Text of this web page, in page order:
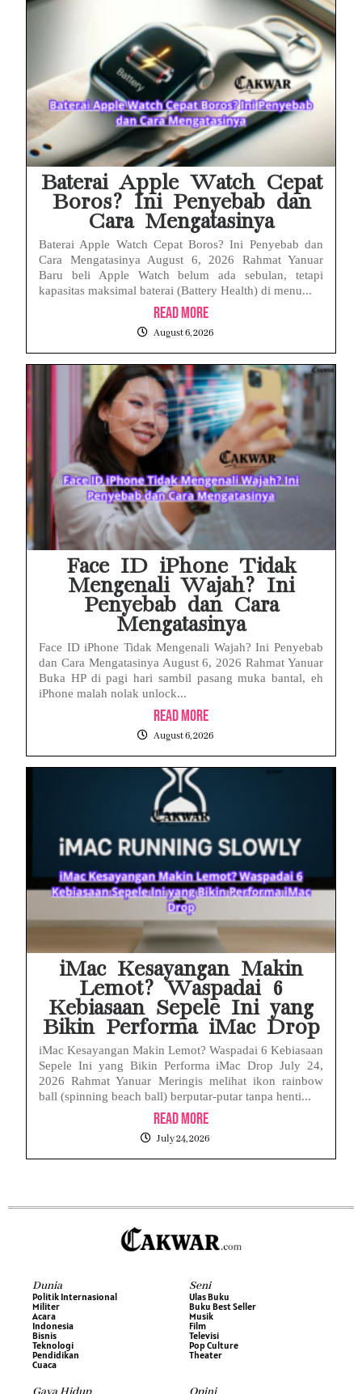
Baterai Apple Watch Cepat
Boros? Ini Penyebab dan
Cara Mengatasinya
Baterai Apple Watch Cepat Boros? Ini Penyebab dan
Cara Mengatasinya August 6, 2026 Rahmat Yanuar
Baru beli Apple Watch belum ada sebulan, tetapi
kapasitas maksimal baterai (Battery Health) di menu...
Read More
August 6, 2026
Face ID iPhone Tidak
Mengenali Wajah? Ini
Penyebab dan Cara
Mengatasinya
Face ID iPhone Tidak Mengenali Wajah? Ini Penyebab
dan Cara Mengatasinya August 6, 2026 Rahmat Yanuar
Buka HP di pagi hari sambil pasang muka bantal, eh
iPhone malah nolak unlock...
Read More
August 6, 2026
iMac Kesayangan Makin
Lemot? Waspadai 6
Kebiasaan Sepele Ini yang
Bikin Performa iMac Drop
iMac Kesayangan Makin Lemot? Waspadai 6 Kebiasaan
Sepele Ini yang Bikin Performa iMac Drop July 24,
2026 Rahmat Yanuar Meringis melihat ikon rainbow
ball (spinning beach ball) berputar-putar tanpa henti...
Read More
July 24, 2026
Dunia
Politik Internasional
Militer
Acara
Indonesia
Bisnis
Teknologi
Pendidikan
Cuaca
Seni
Ulas Buku
Buku Best Seller
Musik
Film
Televisi
Pop Culture
Theater